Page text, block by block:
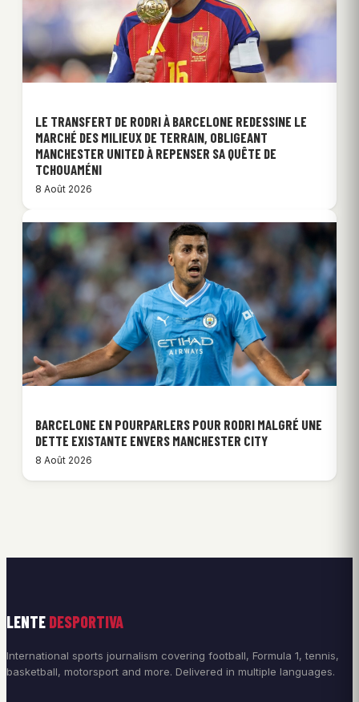
LE TRANSFERT DE RODRI À BARCELONE REDESSINE LE
MARCHÉ DES MILIEUX DE TERRAIN, OBLIGEANT
MANCHESTER UNITED À REPENSER SA QUÊTE DE
TCHOUAMÉNI
8 Août 2026
BARCELONE EN POURPARLERS POUR RODRI MALGRÉ UNE
DETTE EXISTANTE ENVERS MANCHESTER CITY
8 Août 2026
LENTE DESPORTIVA
International sports journalism covering football, Formula 1, tennis,
basketball, motorsport and more. Delivered in multiple languages.